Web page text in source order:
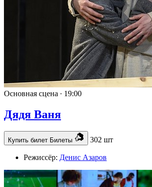
Основная сцена ∙ 19:00
Дядя Ваня
Купить билет Билеты 302 шт
Режиссёр: Денис Азаров